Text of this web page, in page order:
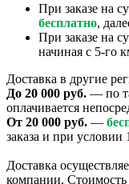
При заказе на
бесплатно,
При заказе на
начиная с 5-го
Доставка в другие
До 20 000 руб. — по
оплачивается
От 20 000 руб. —
заказа и при условии
Доставка
компании. Стоимость